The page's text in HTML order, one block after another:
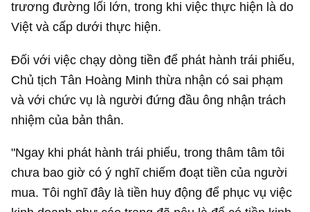
trương đường lối lớn, trong khi việc thực hiện là do
Việt và cấp dưới thực hiện.
Đối với việc chạy dòng tiền để phát hành trái phiếu,
Chủ tịch Tân Hoàng Minh thừa nhận có sai phạm
và với chức vụ là người đứng đầu ông nhận trách
nhiệm của bản thân.
"Ngay khi phát hành trái phiếu, trong thâm tâm tôi
chưa bao giờ có ý nghĩ chiếm đoạt tiền của người
mua. Tôi nghĩ đây là tiền huy động để phục vụ việc